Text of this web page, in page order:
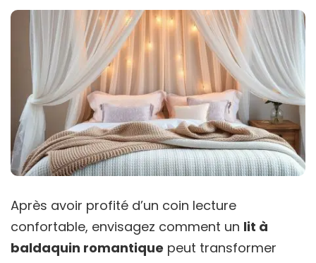
Après avoir profité d’un coin lecture
confortable, envisagez comment un lit à
baldaquin romantique peut transformer